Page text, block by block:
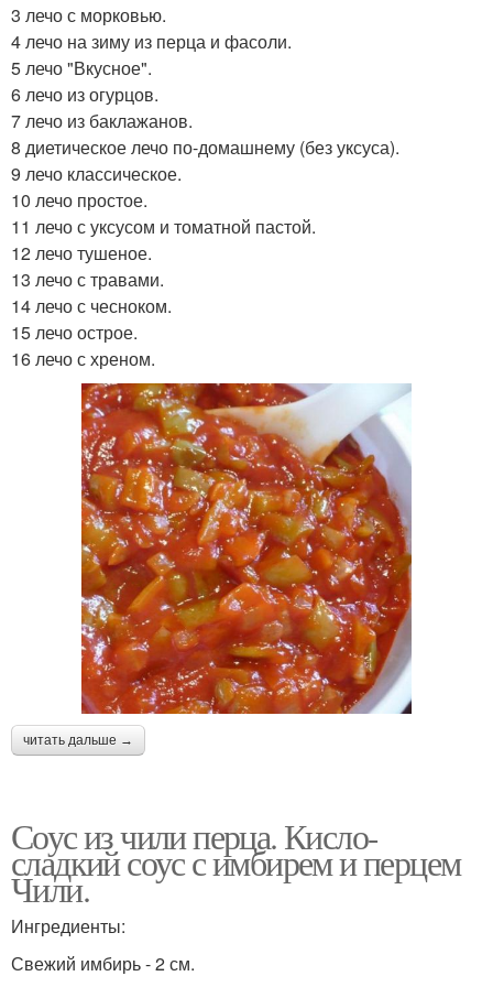
3 лечо с морковью.
4 лечо на зиму из перца и фасоли.
5 лечо "Вкусное".
6 лечо из огурцов.
7 лечо из баклажанов.
8 диетическое лечо по-домашнему (без уксуса).
9 лечо классическое.
10 лечо простое.
11 лечо с уксусом и томатной пастой.
12 лечо тушеное.
13 лечо с травами.
14 лечо с чесноком.
15 лечо острое.
16 лечо с хреном.
читать дальше →
Соус из чили перца. Кисло-
сладкий соус с имбирем и перцем
Чили.
Ингредиенты:
Свежий имбирь - 2 см.